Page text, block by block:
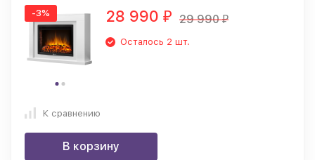
-3% 28 990 ₽ 29 990 ₽
Осталось 2 шт.
К сравнению
В корзину